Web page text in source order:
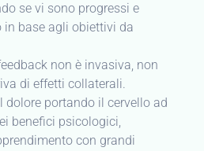
se vi sono progressi e
in base agli obiettivi da
non è invasiva, non
di effetti collaterali.
dolore portando il cervello ad
benefici psicologici,
con grandi